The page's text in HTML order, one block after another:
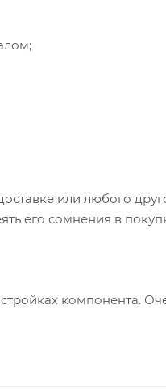
или любого
его сомнения в
компонента.